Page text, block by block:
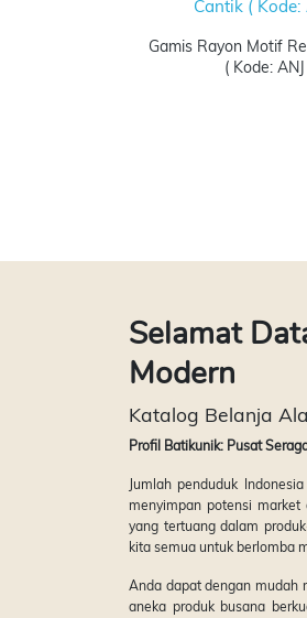
Gamis Rayon Motif
( Kode: ANJ
Selamat
Modern
Katalog Belanja
Profil Batikunik: Pusat
Jumlah penduduk
menyimpan potensi market
yang tertuang dalam
kita semua untuk berlomba
Anda dapat dengan mudah
aneka produk busana